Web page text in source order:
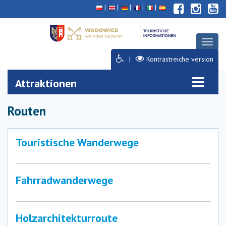
Deklaracja
dostępności
Przejdź
do
głównej
treści
Przejdź
do
menu
Przejdź
do
stopki
Kontrastreiche version
Attraktionen
Routen
Touristische Wanderwege
Fahrradwanderwege
Holzarchitekturroute